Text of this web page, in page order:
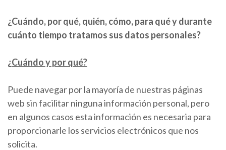
¿Cuándo, por qué, quién, cómo, para qué y durante
cuánto tiempo tratamos sus datos personales?
¿Cuándo y por qué?
Puede navegar por la mayoría de nuestras páginas
web sin facilitar ninguna información personal, pero
en algunos casos esta información es necesaria para
proporcionarle los servicios electrónicos que nos
solicita.